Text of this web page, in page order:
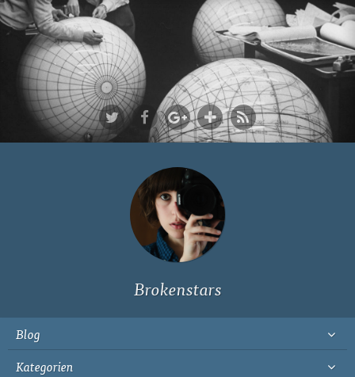
Ich bin Fyn,
23, und
wohne in
Köln
Brokenstars
Blog
Kategorien